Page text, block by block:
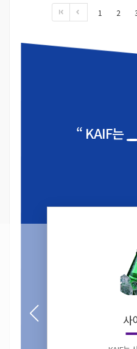
1 2
“ KAIF는
사